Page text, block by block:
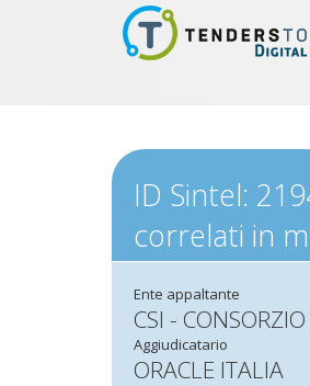
ID Sintel:
correlati in
Ente appaltante
CSI -
Aggiudicatario
ORACLE ITALIA